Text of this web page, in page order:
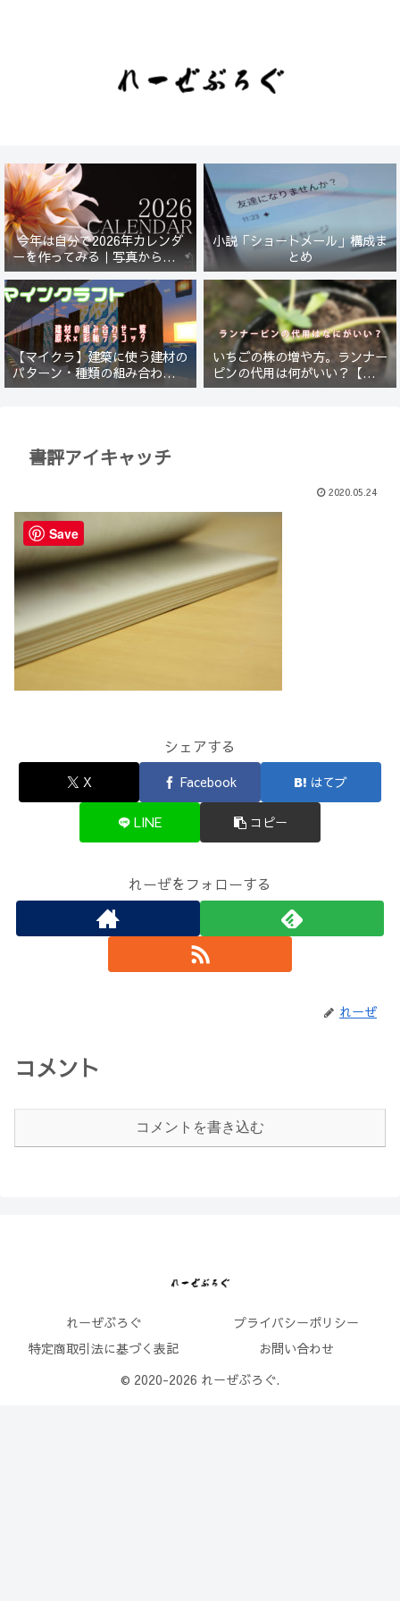
今年は自分で2026年カレンダ
ーを作ってみる｜写真から始ま
る小さなプロジェクト【一灯
花】
小説「ショートメール」構成ま
とめ
【マイクラ】建築に使う建材の
パターン・種類の組み合わせ一
覧！原木×彩釉テラコッタ編
いちごの株の増や方。ランナー
ピンの代用は何がいい？【５年
放置したイチゴは復活するの
書評アイキャッチ
2020.05.24
シェアする
X Facebook はてブ
LINE コピー
れーぜをフォローする
れーぜ
コメント
コメントを書き込む
れーぜぶろぐ
プライバシーポリシー
特定商取引法に基づく表記
お問い合わせ
© 2020-2026 れーぜぶろぐ.
Save